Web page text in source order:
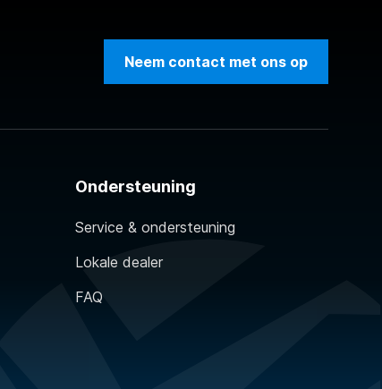
Neem contact met ons op
Ondersteuning
Service & ondersteuning
Lokale dealer
FAQ